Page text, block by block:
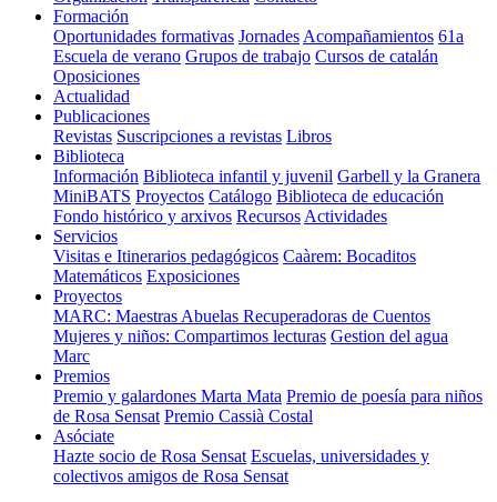
Formación
Oportunidades formativas Jornades Acompañamientos 61a
Escuela de verano Grupos de trabajo Cursos de catalán
Oposiciones
Actualidad
Publicaciones
Revistas Suscripciones a revistas Libros
Biblioteca
Información Biblioteca infantil y juvenil Garbell y la Granera
MiniBATS Proyectos Catálogo Biblioteca de educación
Fondo histórico y arxivos Recursos Actividades
Servicios
Visitas e Itinerarios pedagógicos Caàrem: Bocaditos
Matemáticos Exposiciones
Proyectos
MARC: Maestras Abuelas Recuperadoras de Cuentos
Mujeres y niños: Compartimos lecturas Gestion del agua
Marc
Premios
Premio y galardones Marta Mata Premio de poesía para niños
de Rosa Sensat Premio Cassià Costal
Asóciate
Hazte socio de Rosa Sensat Escuelas, universidades y
colectivos amigos de Rosa Sensat